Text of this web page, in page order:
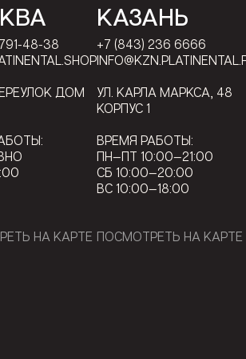
48-38
ДОМ
НА КАРТЕ
КАЗАНЬ
+7 (843) 236 6666
УЛ. КАРЛА МАРКСА, 48
КОРПУС 1
ВРЕМЯ РАБОТЫ:
ПН—ПТ 10:00—21:00
СБ 10:00—20:00
ВС 10:00—18:00
ПОСМОТРЕТЬ НА КАРТЕ